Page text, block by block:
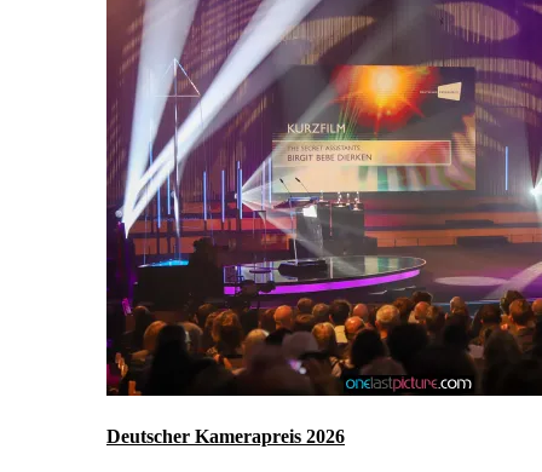
Deutscher Kamerapreis 2026